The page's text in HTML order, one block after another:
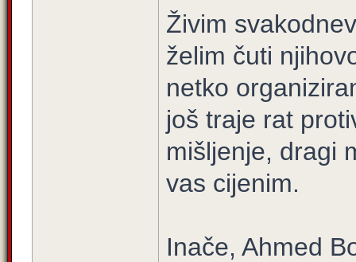
Živim
želim čuti
netko
još traje rat
mišljenje, dragi
vas cijenim.
Inače, Ahmed